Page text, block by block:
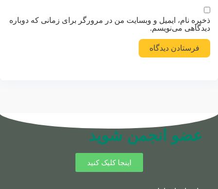
ذخیره نام، ایمیل و وبسایت من در مرورگر برای زمانی که دوباره
دیدگاهی می‌نویسم.
عضو انجمن شوید
اینجا کلیک کنید